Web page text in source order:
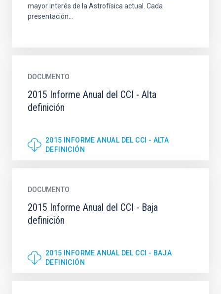
mayor interés de la Astrofísica actual. Cada
presentación...
DOCUMENTO
2015 Informe Anual del CCI - Alta
definición
2015 INFORME ANUAL DEL CCI - ALTA
DEFINICIÓN
DOCUMENTO
2015 Informe Anual del CCI - Baja
definición
2015 INFORME ANUAL DEL CCI - BAJA
DEFINICIÓN